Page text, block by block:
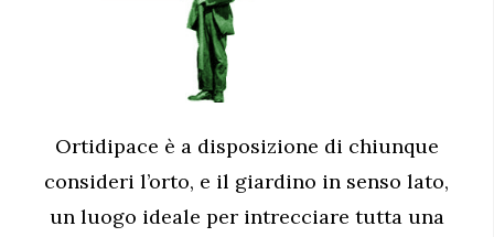
Ortidipace è a disposizione di chiunque
consideri l’orto, e il giardino in senso lato,
un luogo ideale per intrecciare tutta una